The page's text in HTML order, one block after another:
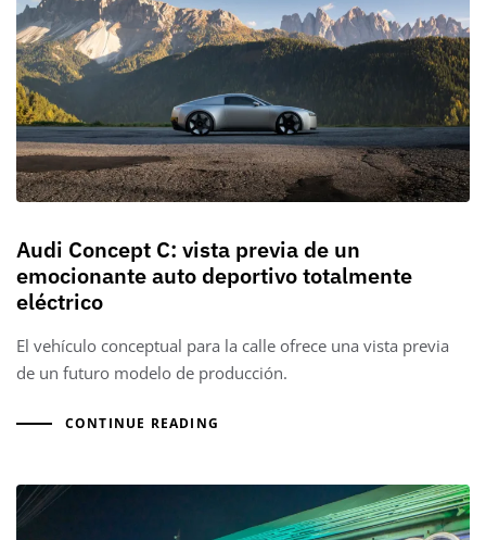
Audi Concept C: vista previa de un
emocionante auto deportivo totalmente
eléctrico
El vehículo conceptual para la calle ofrece una vista previa
de un futuro modelo de producción.
CONTINUE READING